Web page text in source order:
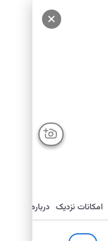
امکانات نزدیک درباره